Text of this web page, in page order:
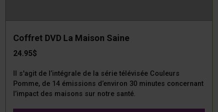
Coffret DVD La Maison Saine
24.95$
Il s'agit de l’intégrale de la série télévisée Couleurs
Pomme, de 14 émissions d’environ 30 minutes concernant
l’impact des maisons sur notre santé.